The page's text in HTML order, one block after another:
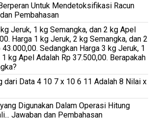
Untuk Mendetoksifikasi Racun
Pembahasan
Jeruk, 1 kg Semangka, dan 2 kg Apel
Harga 1 kg Jeruk, 2 kg Semangka, dan 2
Sedangkan Harga 3 kg Jeruk, 1
kg Apel Adalah Rp 37.500,00. Berapakah
dari Data 4 10 7 x 10 6 11 Adalah 8 Nilai x
Digunakan Dalam Operasi Hitung
Jawaban dan Pembahasan